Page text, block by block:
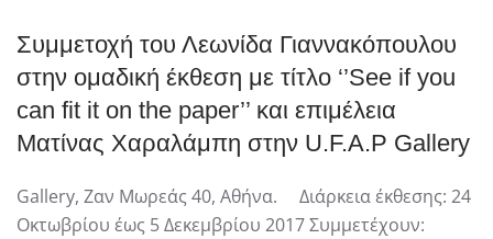
Συμμετοχή του Λεωνίδα Γιαννακόπουλου
στην ομαδική έκθεση με τίτλο ‘’See if you
can fit it on the paper’’ και επιμέλεια
Ματίνας Χαραλάμπη στην U.F.A.P Gallery
Gallery, Ζαν Μωρεάς 40, Αθήνα. Διάρκεια έκθεσης: 24
Οκτωβρίου έως 5 Δεκεμβρίου 2017 Συμμετέχουν: